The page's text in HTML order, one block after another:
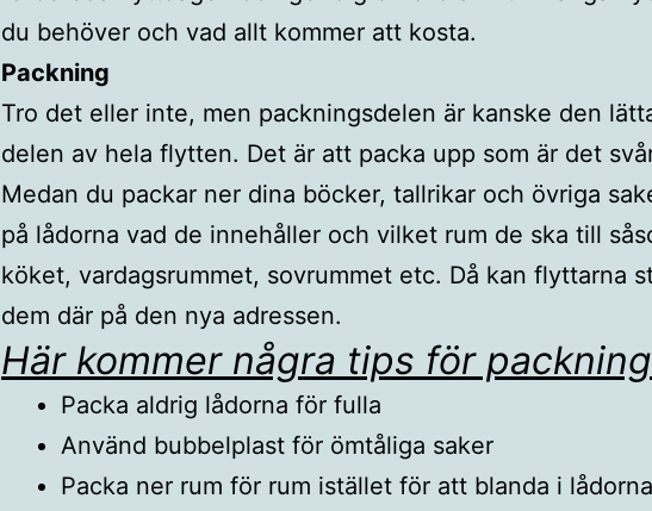
du behöver och vad allt kommer att kosta.
Packning
Tro det eller inte, men packningsdelen är kanske den
delen av hela flytten. Det är att packa upp som är det
Medan du packar ner dina böcker, tallrikar och övriga
på lådorna vad de innehåller och vilket rum de ska till
köket, vardagsrummet, sovrummet etc. Då kan flyttarna
dem där på den nya adressen.
Här kommer några tips för
Packa aldrig lådorna för fulla
Använd bubbelplast för ömtåliga saker
Packa ner rum för rum istället för att blanda i lådorna